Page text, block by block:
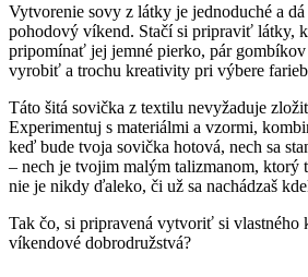
Vytvorenie sovy z látky je jednoduché a
pohodový víkend. Stačí si pripraviť látky,
pripomínať jej jemné pierko, pár gombíkov
vyrobiť a trochu kreativity pri výbere
Táto šitá sovička z textilu nevyžaduje
Experimentuj s materiálmi a vzormi,
keď bude tvoja sovička hotová, nech sa
– nech je tvojim malým talizmanom, ktorý
nie je nikdy ďaleko, či už sa nachádzaš
Tak čo, si pripravená vytvoriť si vlastného
víkendové dobrodružstvá?